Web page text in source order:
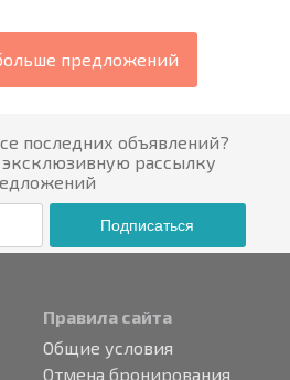
предложений
последних объявлений?
рассылку
Подписаться
Правила сайта
Общие условия
Отмена бронирования